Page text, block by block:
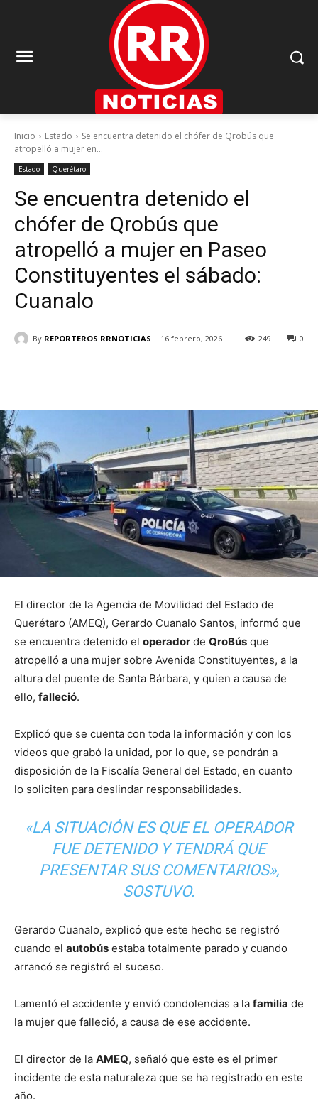
Inicio Estado
Se encuentra detenido el chófer de Qrobús que
atropelló a mujer en...
Estado Querétaro
Se encuentra detenido el
chófer de Qrobús que
atropelló a mujer en Paseo
Constituyentes el sábado:
Cuanalo
By REPORTEROS RRNOTICIAS 16 febrero, 2026 0
249
El director de la Agencia de Movilidad del Estado de
Querétaro (AMEQ), Gerardo Cuanalo Santos, informó que
se encuentra detenido el operador de QroBús que
atropelló a una mujer sobre Avenida Constituyentes, a la
altura del puente de Santa Bárbara, y quien a causa de
ello, falleció.
Explicó que se cuenta con toda la información y con los
videos que grabó la unidad, por lo que, se pondrán a
disposición de la Fiscalía General del Estado, en cuanto
lo soliciten para deslindar responsabilidades.
«LA SITUACIÓN ES QUE EL OPERADOR
FUE DETENIDO Y TENDRÁ QUE
PRESENTAR SUS COMENTARIOS»,
SOSTUVO.
Gerardo Cuanalo, explicó que este hecho se registró
cuando el autobús estaba totalmente parado y cuando
arrancó se registró el suceso.
Lamentó el accidente y envió condolencias a la familia de
la mujer que falleció, a causa de ese accidente.
El director de la AMEQ, señaló que este es el primer
incidente de esta naturaleza que se ha registrado en este
año.